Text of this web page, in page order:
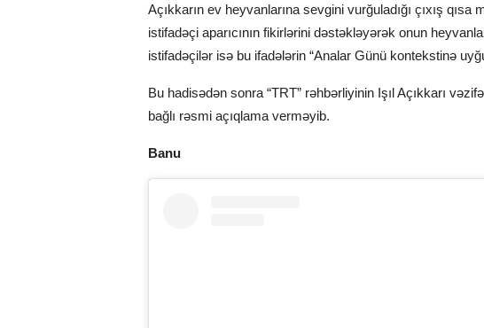
Açıkkarın ev heyvanlarına sevgini vurğuladığı çıxış
istifadəçi aparıcının fikirlərini dəstəkləyərək onun
istifadəçilər isə bu ifadələrin “Analar Günü kontekstinə
Bu hadisədən sonra “TRT” rəhbərliyinin Işıl Açıkkarı
bağlı rəsmi açıqlama verməyib.
Banu